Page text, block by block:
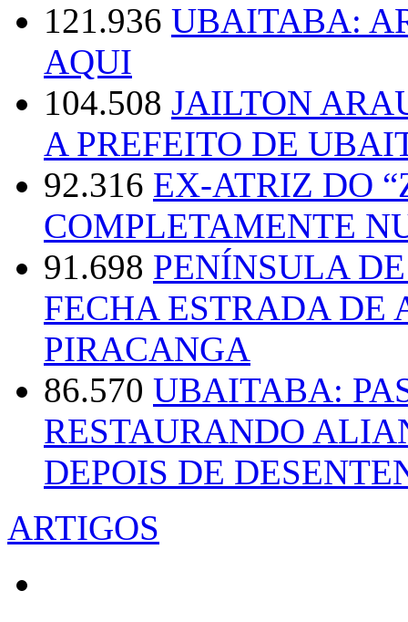
121.936 UBAITABA:
AQUI
104.508 JAILTON
A PREFEITO DE
92.316 EX-ATRIZ DO
COMPLETAMENTE
91.698 PENÍNSULA
FECHA ESTRADA DE
PIRACANGA
86.570 UBAITABA:
RESTAURANDO
DEPOIS DE
ARTIGOS